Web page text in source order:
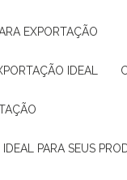
EXPORTAÇÃO
IDEAL
PARA SEUS